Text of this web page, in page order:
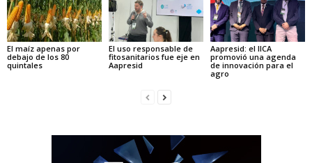
El maíz apenas por
debajo de los 80
quintales
El uso responsable de
fitosanitarios fue eje en
Aapresid
Aapresid: el IICA
promovió una agenda
de innovación para el
agro